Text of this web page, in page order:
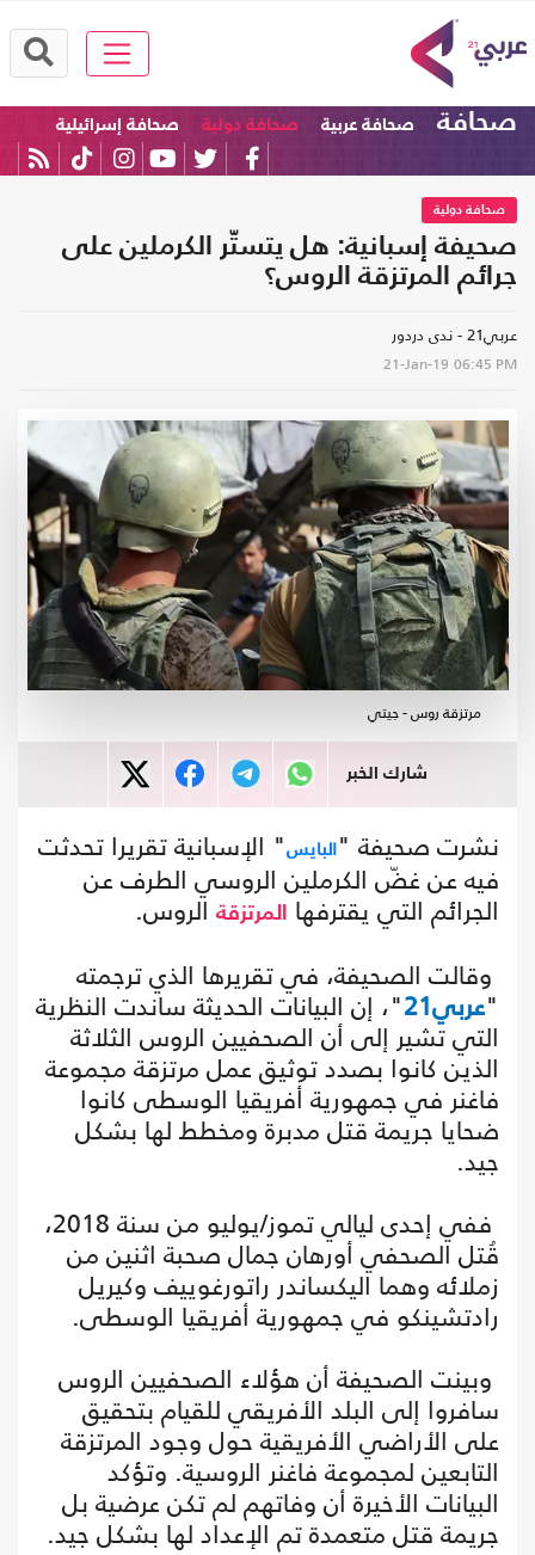
صحافة صحافة عربية صحافة دولية صحافة إسرائيلية
صحافة دولية
صحيفة إسبانية: هل يتستّر الكرملين على
جرائم المرتزقة الروس؟
عربي21 - ندى دردور
21-Jan-19 06:45 PM
مرتزقة روس - جيتي
شارك الخبر
نشرت صحيفة "البايس" الإسبانية تقريرا تحدثت
فيه عن غضّ الكرملين الروسي الطرف عن
الجرائم التي يقترفها المرتزقة الروس.
وقالت الصحيفة، في تقريرها الذي ترجمته
"عربي21 "، إن البيانات الحديثة ساندت النظرية
التي تشير إلى أن الصحفيين الروس الثلاثة
الذين كانوا بصدد توثيق عمل مرتزقة مجموعة
فاغنر في جمهورية أفريقيا الوسطى كانوا
ضحايا جريمة قتل مدبرة ومخطط لها بشكل
جيد.
ففي إحدى ليالي تموز/يوليو من سنة 2018،
قُتل الصحفي أورهان جمال صحبة اثنين من
زملائه وهما اليكساندر راتورغوييف وكيريل
رادتشينكو في جمهورية أفريقيا الوسطى.
وبينت الصحيفة أن هؤلاء الصحفيين الروس
سافروا إلى البلد الأفريقي للقيام بتحقيق
على الأراضي الأفريقية حول وجود المرتزقة
التابعين لمجموعة فاغنر الروسية. وتؤكد
البيانات الأخيرة أن وفاتهم لم تكن عرضية بل
جريمة قتل متعمدة تم الإعداد لها بشكل جيد.